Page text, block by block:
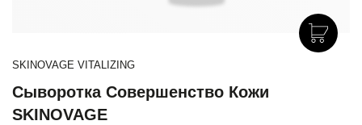
SKINOVAGE VITALIZING
Сыворотка Совершенство Кожи
SKINOVAGE